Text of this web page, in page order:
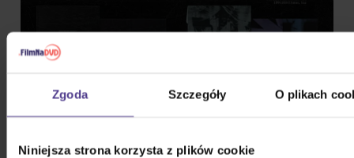
Zgoda Szczegóły O plikach
Niniejsza strona korzysta z plików cookie